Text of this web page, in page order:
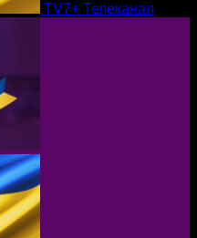
TV7+ Телеканал